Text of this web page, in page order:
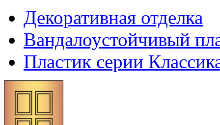
Декоративная отделка
Вандалоустойчивый
Пластик серии